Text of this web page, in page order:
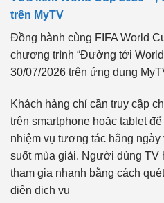
trên MyTV
Đồng hành cùng FIFA World
chương trình “Đường tới
30/07/2026 trên ứng dụng
Khách hàng chỉ cần truy cập
trên smartphone hoặc tablet
nhiệm vụ tương tác hằng
suốt mùa giải. Người dùng TV
tham gia nhanh bằng cách
diện dịch vụ